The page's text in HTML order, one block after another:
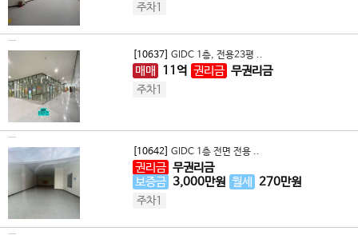
주차1
[10637] GIDC 1층, 전용23평 ..
매매 11 억 권리금 무권리금
주차1
[10642] GIDC 1층 전면 전용 ..
권리금 무권리금
보증금 3,000만원 월세 270만원
주차1